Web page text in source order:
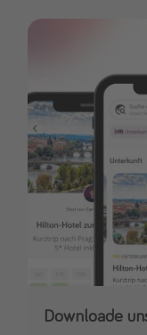
Downloade